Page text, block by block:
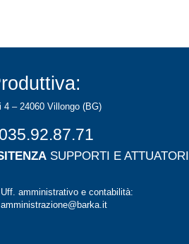
4 – 24060 Villongo (BG)
SUPPORTI E ATTUATORI
Uff. amministrativo e contabilità:
amministrazione@barka.it